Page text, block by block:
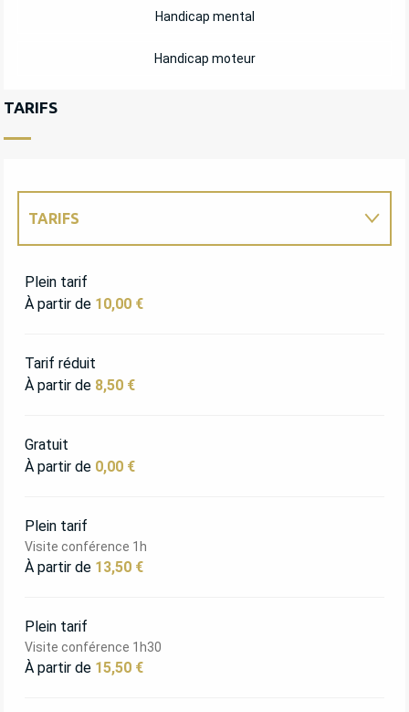
Handicap mental
Handicap moteur
TARIFS
TARIFS
TARIFS 2027
Plein tarif
À partir de 10,00 €
Tarif réduit
À partir de 8,50 €
Gratuit
À partir de 0,00 €
Plein tarif
Visite conférence 1h
À partir de 13,50 €
Plein tarif
Visite conférence 1h30
À partir de 15,50 €